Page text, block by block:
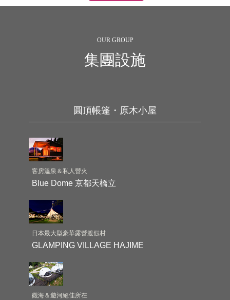
OUR GROUP
集團設施
圓頂帳篷・原木小屋
客房溫泉＆私人營火
Blue Dome 京都天橋立
日本最大型豪華露營渡假村
GLAMPING VILLAGE HAJIME
觀海＆遊河絕佳所在